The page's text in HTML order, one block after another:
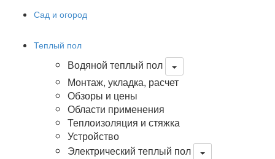
Сад и огород
Теплый пол
Водяной теплый пол
Монтаж, укладка, расчет
Обзоры и цены
Области применения
Теплоизоляция и стяжка
Устройство
Электрический теплый пол